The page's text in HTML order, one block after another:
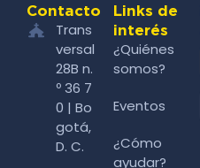
Contacto
Trans
versal
28B n.
º 36 7
0 | Bo
gotá,
D. C.
Links de
interés
¿Quiénes
somos?
Eventos
¿Cómo
ayudar?